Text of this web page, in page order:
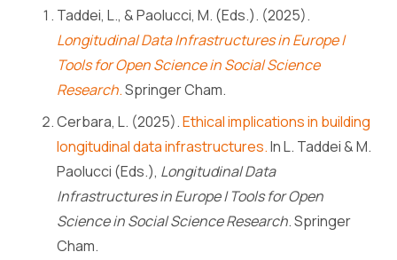
Taddei, L., & Paolucci, M. (Eds.). (2025).
Longitudinal Data Infrastructures in Europe |
Tools for Open Science in Social Science
Research.Springer Cham.
Cerbara, L. (2025).Ethical implications in building
longitudinal data infrastructures.In L. Taddei & M.
Paolucci (Eds.), Longitudinal Data
Infrastructures in Europe | Tools for Open
Science in Social Science Research. Springer
Cham.